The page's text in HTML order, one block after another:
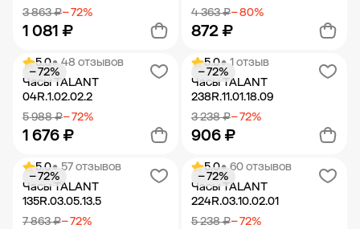
3 863 ₽− 72%
1 081 ₽
Добавить в корзину
4 363 ₽− 80%
872 ₽
Добавить в корзину
5.0• 48 отзывов
Часы TALANT
04R.1.02.02.2
5 988 ₽− 72%
1 676 ₽
− 72%
Добавить в корзину
5.0• 1 отзыв
Часы TALANT
238R.11.01.18.09
3 238 ₽− 72%
906 ₽
− 72%
Добавить в корзину
5.0• 57 отзывов
Часы TALANT
135R.03.05.13.5
7 863 ₽− 72%
− 72%
5.0• 60 отзывов
Часы TALANT
224R.03.10.02.01
5 238 ₽− 72%
− 72%